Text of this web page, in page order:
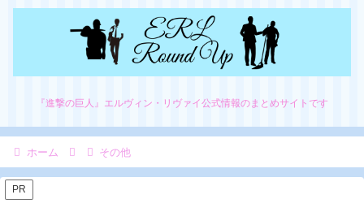
『進撃の巨人』エルヴィン・リヴァイ公式情報のまとめサイトです
ホーム その他
PR